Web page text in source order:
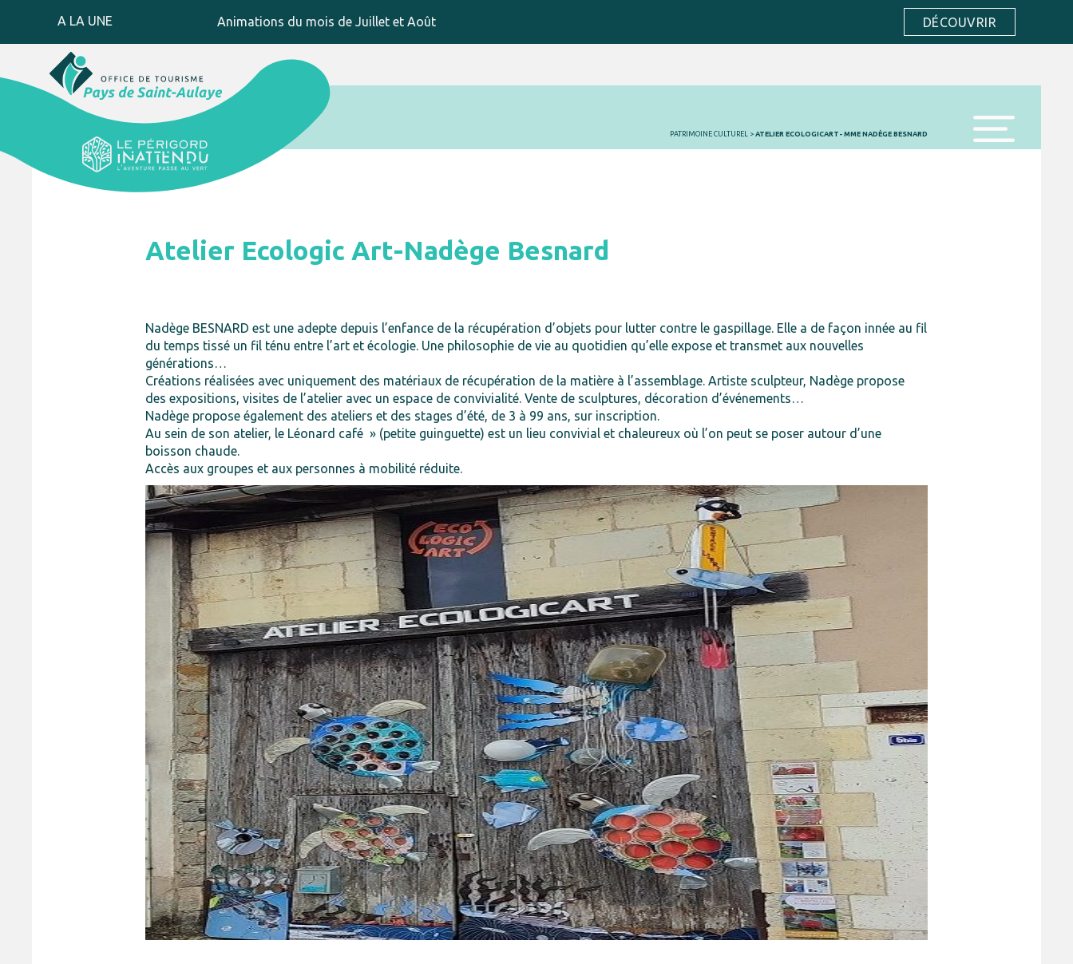
A LA UNE Animations du mois de Juillet et Août DÉCOUVRIR
PATRIMOINE CULTUREL > ATELIER ECOLOGICART- MME NADÈGE BESNARD
Atelier Ecologic Art-Nadège Besnard
Nadège BESNARD est une adepte depuis l’enfance de la récupération d’objets pour lutter contre le gaspillage. Elle a de façon innée au fil
du temps tissé un fil ténu entre l’art et écologie. Une philosophie de vie au quotidien qu’elle expose et transmet aux nouvelles
générations…
Créations réalisées avec uniquement des matériaux de récupération de la matière à l’assemblage. Artiste sculpteur, Nadège propose
des expositions, visites de l’atelier avec un espace de convivialité. Vente de sculptures, décoration d’événements…
Nadège propose également des ateliers et des stages d’été, de 3 à 99 ans, sur inscription.
Au sein de son atelier, le Léonard café » (petite guinguette) est un lieu convivial et chaleureux où l’on peut se poser autour d’une
boisson chaude.
Accès aux groupes et aux personnes à mobilité réduite.